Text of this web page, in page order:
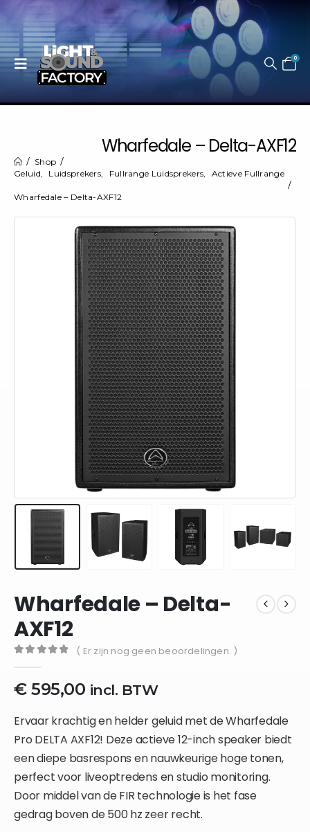
0
Wharfedale – Delta-AXF12
Shop
Geluid, Luidsprekers, Fullrange Luidsprekers, Actieve Fullrange
Wharfedale – Delta-AXF12
Wharfedale – Delta-
AXF12
( Er zijn nog geen beoordelingen. )
€595,00 incl. BTW
Ervaar krachtig en helder geluid met de Wharfedale
Pro DELTA AXF12! Deze actieve 12-inch speaker biedt
een diepe basrespons en nauwkeurige hoge tonen,
perfect voor liveoptredens en studio monitoring.
Door middel van de FIR technologie is het fase
gedrag boven de 500 hz zeer recht.